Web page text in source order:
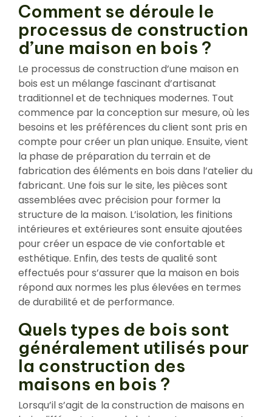
Comment se déroule le
processus de construction
d’une maison en bois ?
Le processus de construction d’une maison en
bois est un mélange fascinant d’artisanat
traditionnel et de techniques modernes. Tout
commence par la conception sur mesure, où les
besoins et les préférences du client sont pris en
compte pour créer un plan unique. Ensuite, vient
la phase de préparation du terrain et de
fabrication des éléments en bois dans l’atelier du
fabricant. Une fois sur le site, les pièces sont
assemblées avec précision pour former la
structure de la maison. L’isolation, les finitions
intérieures et extérieures sont ensuite ajoutées
pour créer un espace de vie confortable et
esthétique. Enfin, des tests de qualité sont
effectués pour s’assurer que la maison en bois
répond aux normes les plus élevées en termes
de durabilité et de performance.
Quels types de bois sont
généralement utilisés pour
la construction des
maisons en bois ?
Lorsqu’il s’agit de la construction de maisons en